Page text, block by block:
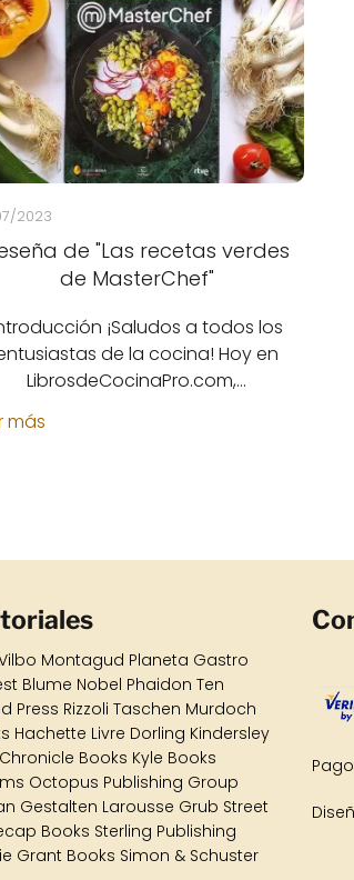
2023
de "Las recetas verdes
de MasterChef"
¡Saludos a todos los
de la cocina! Hoy en
LibrosdeCocinaPro.com,…
más
Montagud Planeta Gastro
Blume Nobel Phaidon Ten
Press Rizzoli Taschen Murdoch
Hachette Livre Dorling Kindersley
Books Kyle Books
Octopus Publishing Group
Gestalten Larousse Grub Street
Books Sterling Publishing
Grant Books Simon & Schuster